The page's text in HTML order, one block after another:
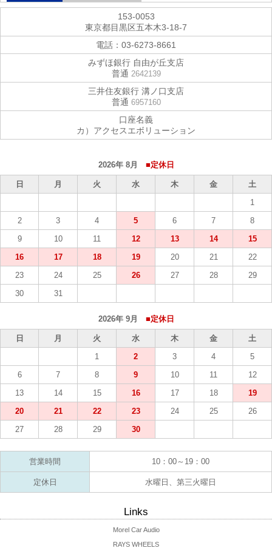
153-0053
東京都目黒区五本木3-18-7
電話： 03-6273-8661
みずほ銀行 自由が丘支店
普通 2642139
三井住友銀行 溝ノ口支店
普通 6957160
口座名義
カ）アクセスエボリューション
2026年 8月 ■定休日
日 月 火 水 木 金
土
1
2
3 4 5 6 7
8
9
10 11 12 13 14
15
16
17 18 19 20 21
22
23
24 25 26 27 28
29
30
31
2026年 9月 ■定休日
日 月 火 水 木 金
土
1
2 3 4
5
6
7 8 9 10 11
12
13
14 15 16 17 18
19
20
21 22 23 24 25
26
27
28 29 30
営業時間 10：00～19：00
定休日 水曜日、第三火曜日
Links
Morel Car Audio
RAYS WHEELS